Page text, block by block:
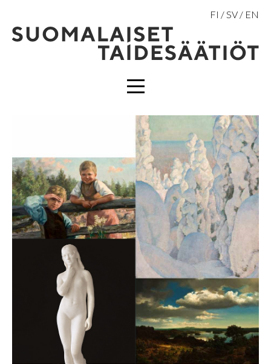
sisältöön
FI SV EN
VALIKKO